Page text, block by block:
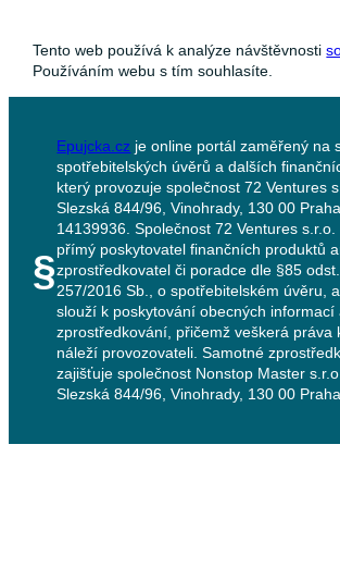
Tento web používá k analýze návštěvnosti
Používáním webu s tím souhlasíte.
§
Epujcka.cz je online portál zaměřený na
spotřebitelských úvěrů a dalších
který provozuje společnost 72 Ventures
Slezská 844/96, Vinohrady, 130 00
14139936. Společnost 72 Ventures
přímý poskytovatel finančních produktů
zprostředkovatel či poradce dle §85
257/2016 Sb., o spotřebitelském úvěru,
slouží k poskytování obecných informací
zprostředkování, přičemž veškerá práva
náleží provozovateli. Samotné
zajišťuje společnost Nonstop Master
Slezská 844/96, Vinohrady, 130 00